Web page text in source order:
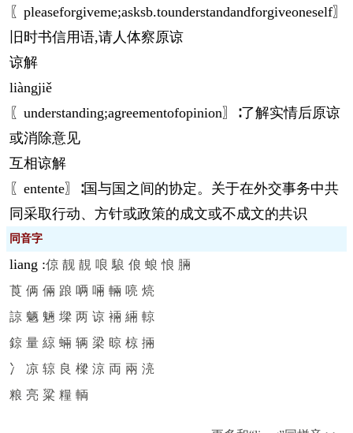
〖pleaseforgiveme;asksb.tounderstandandforgiveoneself〗
旧时书信用语,请人体察原谅
谅解
liàngjiě
〖understanding;agreementofopinion〗∶了解实情后原谅
或消除意见
互相谅解
〖entente〗∶国与国之间的协定。关于在外交事务中共
同采取行动、方针或政策的成文或不成文的共识
同音字
liang :倞 靓 靚 哴 駺 俍 蜋 悢 脼
莨 俩 倆 踉 唡 啢 輛 喨 煷
諒 魉 魎 墚 两 谅 裲 緉 輬
鍄 量 綡 蜽 辆 梁 晾 椋 掚
冫
凉 辌 良 樑 涼 両 兩 湸
粮 亮 粱 糧 輌